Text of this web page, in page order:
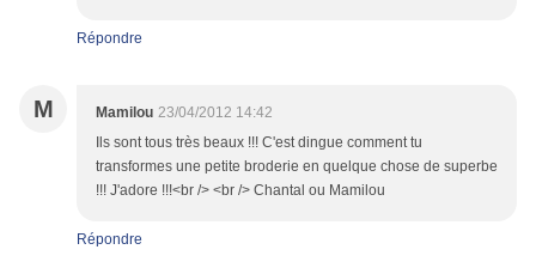
Répondre
M Mamilou 23/04/2012 14:42
Ils sont tous très beaux !!! C'est dingue comment tu
transformes une petite broderie en quelque chose de superbe
!!! J'adore !!!<br /> <br /> Chantal ou Mamilou
Répondre